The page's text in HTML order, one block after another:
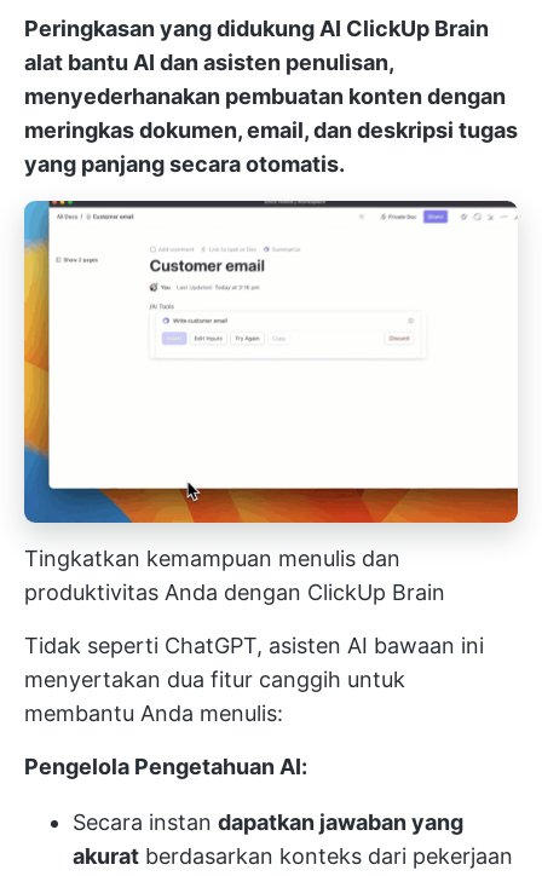
Peringkasan yang didukung AI ClickUp Brain
alat bantu AI dan asisten penulisan,
menyederhanakan pembuatan konten dengan
meringkas dokumen, email, dan deskripsi tugas
yang panjang secara otomatis.
Tingkatkan kemampuan menulis dan
produktivitas Anda dengan ClickUp Brain
Tidak seperti ChatGPT, asisten AI bawaan ini
menyertakan dua fitur canggih untuk
membantu Anda menulis:
Pengelola Pengetahuan AI:
Secara instan dapatkan jawaban yang
akurat berdasarkan konteks dari pekerjaan